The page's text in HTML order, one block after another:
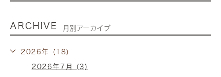
ARCHIVE 月別アーカイブ
2026年 (18)
2026年7月 (3)